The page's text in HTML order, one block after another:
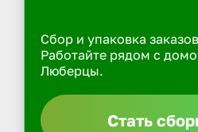
Сбор и упаковка
Работайте рядом с
Люберцы.
Стать